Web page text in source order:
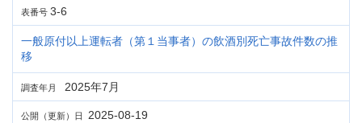
表番号 3-6
一般原付以上運転者（第１当事者）の飲酒別死亡事故件数の推
移
調査年月 2025年7月
公開（更新）日 2025-08-19